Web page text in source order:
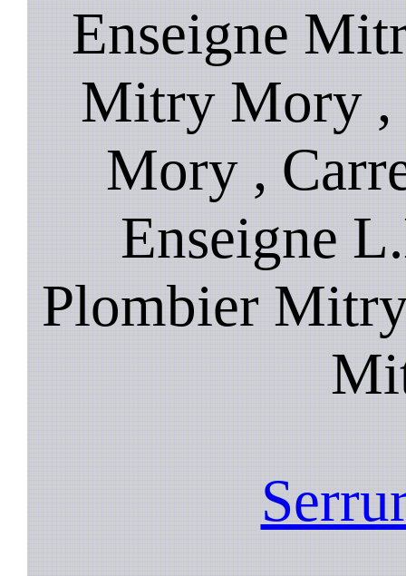
Enseigne
Mitry Mory ,
Mory ,
Enseigne
Plombier